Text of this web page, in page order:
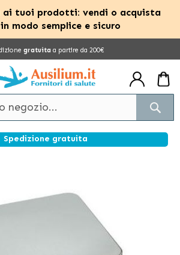
ai tuoi prodotti: vendi o acquista
modo semplice e sicuro
gratuita a partire da 200€
Spedizione gratuita